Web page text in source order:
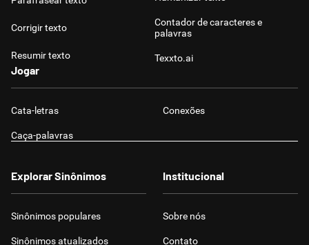
Corrigir texto
Resumir texto
Contador de caracteres e
palavras
Texxto.ai
Jogar
Cata-letras Conexões
Caça-palavras
Explorar Sinônimos
Sinônimos populares
Sinônimos atualizados
Institucional
Sobre nós
Contato